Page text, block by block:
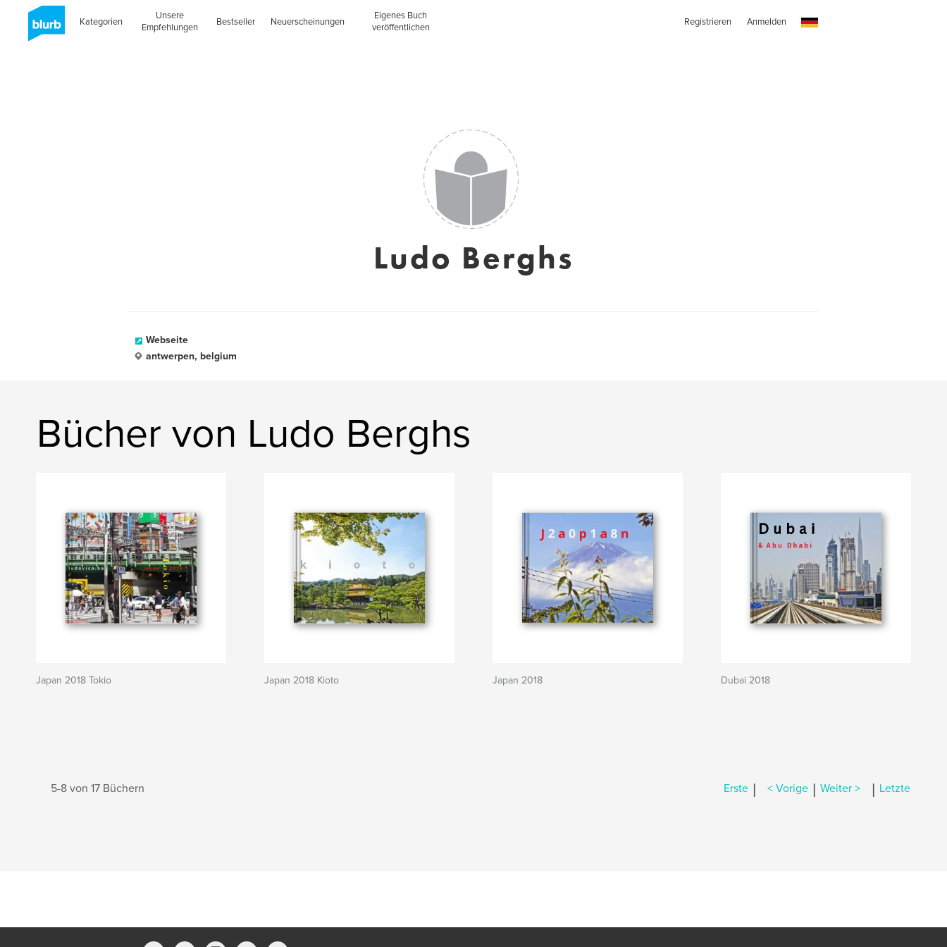
Kategorien
Unsere
Empfehlungen
Bestseller Neuerscheinungen
Eigenes Buch
veröffentlichen
Registrieren Anmelden
Ludo Berghs
Webseite
antwerpen, belgium
Bücher von Ludo Berghs
Japan 2018 Tokio Japan 2018 Kioto Japan 2018 Dubai 2018
5-8 von 17 Büchern Erste | < Vorige | Weiter > | Letzte